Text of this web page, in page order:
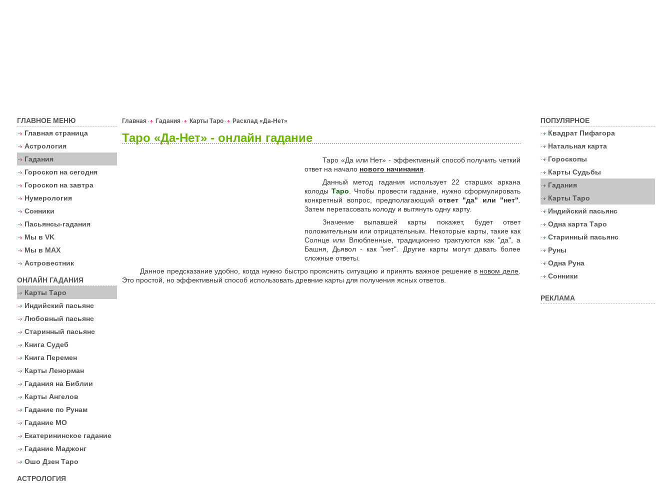
ГЛАВНОЕ МЕНЮ
Главная страница
Астрология
Гадания
Гороскоп на сегодня
Гороскоп на завтра
Нумерология
Сонники
Пасьянсы-гадания
Мы в VK
Мы в MAX
Астровестник
ОНЛАЙН ГАДАНИЯ
Карты Таро
Индийский пасьянс
Любовный пасьянс
Старинный пасьянс
Книга Судеб
Книга Перемен
Карты Ленорман
Гадания на Библии
Карты Ангелов
Гадание по Рунам
Гадание МО
Екатерининское гадание
Гадание Маджонг
Ошо Дзен Таро
АСТРОЛОГИЯ
Главная Гадания Карты Таро Расклад «Да-Нет»
Таро «Да-Нет» - онлайн гадание
Таро «Да или Нет» - эффективный способ получить четкий
ответ на начало нового начинания
Данный метод гадания использует 22 старших аркана
колоды Таро . Чтобы провести гадание, нужно сформулировать
конкретный вопрос, предполагающий ответ "да" или "нет"
Затем перетасовать колоду и вытянуть одну карту.
Значение выпавшей карты покажет, будет ответ
положительным или отрицательным. Некоторые карты, такие как
Солнце или Влюбленные, традиционно трактуются как "да", а
Башня, Дьявол - как "нет". Другие карты могут давать более
сложные ответы.
Данное предсказание удобно, когда нужно быстро прояснить ситуацию и принять важное решение в новом деле
Это простой, но эффективный способ использовать древние карты для получения ясных ответов.
ПОПУЛЯРНОЕ
Квадрат Пифагора
Натальная карта
Гороскопы
Карты Судьбы
Гадания
Карты Таро
Индийский пасьянс
Одна карта Таро
Старинный пасьянс
Руны
Одна Руна
Сонники
РЕКЛАМА